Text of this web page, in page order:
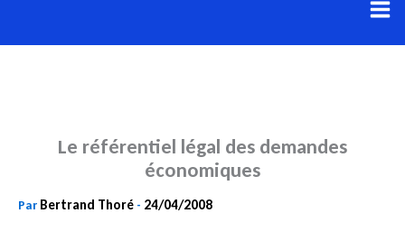
au
Le référentiel légal des demandes
économiques
Par Bertrand Thoré - 24/04/2008